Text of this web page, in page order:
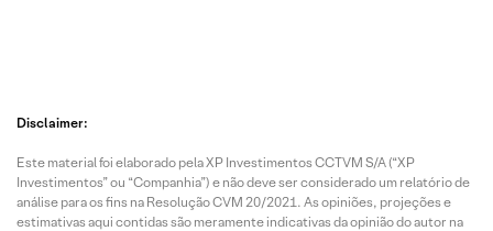
Disclaimer:
Este material foi elaborado pela XP Investimentos CCTVM S/A (“XP
Investimentos” ou “Companhia”) e não deve ser considerado um relatório de
análise para os fins na Resolução CVM 20/2021. As opiniões, projeções e
estimativas aqui contidas são meramente indicativas da opinião do autor na